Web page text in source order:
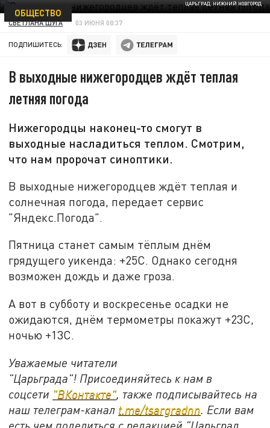
ЦАРЬГРАД. НИЖНИЙ НОВГОРОД
ОБЩЕСТВО
СВЕТЛАНА ШУГА 03 ИЮНЯ 08:37
ПОДПИШИТЕСЬ:
В выходные нижегородцев ждёт теплая
летняя погода
Нижегородцы наконец-то смогут в
выходные насладиться теплом. Смотрим,
что нам пророчат синоптики.
В выходные нижегородцев ждёт теплая и
солнечная погода, передает сервис
"Яндекс.Погода".
Пятница станет самым тёплым днём
грядущего уикенда: +25С. Однако сегодня
возможен дождь и даже гроза.
А вот в субботу и воскресенье осадки не
ожидаются, днём термометры покажут +23С,
ночью +13С.
Уважаемые читатели
"Царьграда"! Присоединяйтесь к нам в
соцсети "ВКонтакте", также подписывайтесь на
наш телеграм-канал t.me/tsargradnn. Если вам
есть чем поделиться с редакцией "Царьград.